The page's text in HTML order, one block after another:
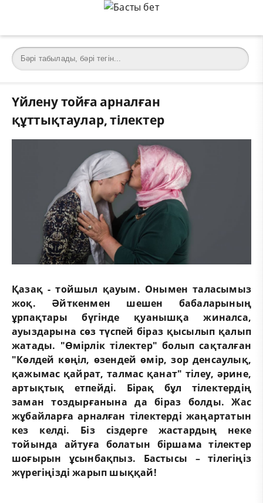
Үйлену тойға арналған
құттықтаулар, тілектер
Қазақ - тойшыл қауым. Онымен таласымыз
жоқ. Әйткенмен шешен бабаларының
ұрпақтары бүгінде қуанышқа жиналса,
ауыздарына сөз түспей біраз қысылып қалып
жатады. "Өмірлік тілектер" болып сақталған
"Көлдей көңіл, өзендей өмір, зор денсаулық,
қажымас қайрат, талмас қанат" тілеу, әрине,
артықтық етпейді. Бірақ бұл тілектердің
заман тоздырғанына да біраз болды. Жас
жұбайларға арналған тілектерді жаңартатын
кез келді. Біз сіздерге жастардың неке
тойында айтуға болатын біршама тілектер
шоғырын ұсынбақпыз. Бастысы – тілегіңіз
жүрегіңізді жарып шыққай!